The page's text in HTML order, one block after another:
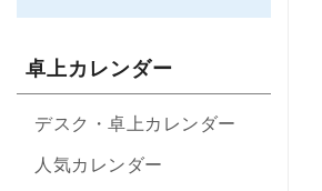
卓上カレンダー
デスク・卓上カレンダー
人気カレンダー